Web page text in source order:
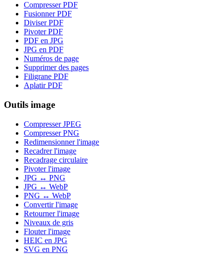
Compresser PDF
Fusionner PDF
Diviser PDF
Pivoter PDF
PDF en JPG
JPG en PDF
Numéros de page
Supprimer des pages
Filigrane PDF
Aplatir PDF
Outils image
Compresser JPEG
Compresser PNG
Redimensionner l'image
Recadrer l'image
Recadrage circulaire
Pivoter l'image
JPG ↔ PNG
JPG ↔ WebP
PNG ↔ WebP
Convertir l'image
Retourner l'image
Niveaux de gris
Flouter l'image
HEIC en JPG
SVG en PNG